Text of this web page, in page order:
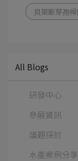
貝萊斯芽孢
All Blogs
研發中心
參展資訊
議題探討
水產案例分享